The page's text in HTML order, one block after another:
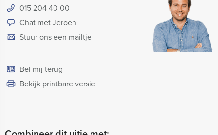
015 204 40 00
Chat met Jeroen
Stuur ons een mailtje
Bel mij terug
Bekijk printbare versie